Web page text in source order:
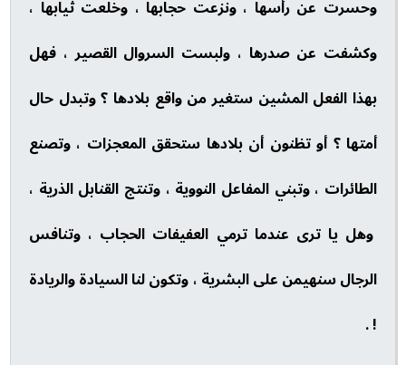
وحسرت عن رأسها ، ونزعت حجابها ، وخلعت ثيابها ،
وكشفت عن صدرها ، ولبست السروال القصير ، فهل
بهذا الفعل المشين ستغير من واقع بلادها ؟ وتبدل حال
أمتها ؟ أو تظنون أن بلادها ستحقق المعجزات ، وتصنع
الطائرات ، وتبني المفاعل النووية ، وتنتج القنابل الذرية ،
وهل يا ترى عندما ترمي العفيفات الحجاب ، وتنافس
الرجال سنهيمن على البشرية ، وتكون لنا السيادة والريادة
! .